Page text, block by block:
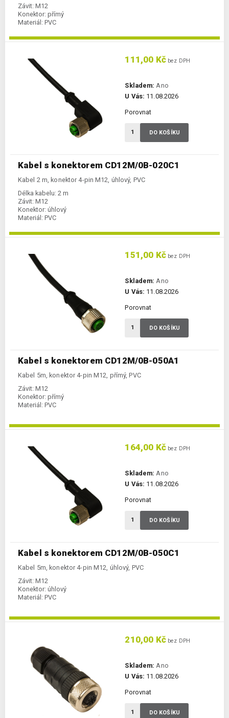
Závit: M12
Konektor: přímý
Materiál: PVC
Kabel s konektorem CD12M/0B-020C1
Kabel 2 m, konektor 4-pin M12, úhlový, PVC
Délka kabelu: 2 m
Závit: M12
Konektor: úhlový
Materiál: PVC
111,00 Kč bez DPH
Skladem: Ano
U Vás: 11.08.2026
Porovnat
DO KOŠÍKU
Kabel s konektorem CD12M/0B-050A1
Kabel 5m, konektor 4-pin M12, přímý, PVC
Závit: M12
Konektor: přímý
Materiál: PVC
151,00 Kč bez DPH
Skladem: Ano
U Vás: 11.08.2026
Porovnat
DO KOŠÍKU
Kabel s konektorem CD12M/0B-050C1
Kabel 5m, konektor 4-pin M12, úhlový, PVC
Závit: M12
Konektor: úhlový
Materiál: PVC
164,00 Kč bez DPH
Skladem: Ano
U Vás: 11.08.2026
Porovnat
DO KOŠÍKU
210,00 Kč bez DPH
Skladem: Ano
U Vás: 11.08.2026
Porovnat
DO KOŠÍKU